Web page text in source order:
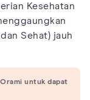
Kesehatan
Sehat) jauh
untuk dapat